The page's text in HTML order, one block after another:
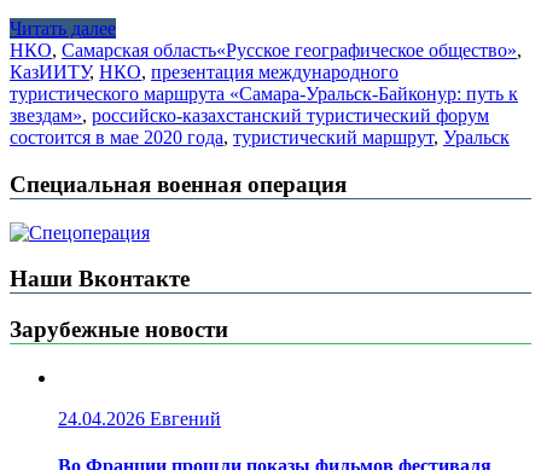
Читать далее
НКО, Самарская область«Русское географическое общество»,
КазИИТУ, НКО, презентация международного
туристического маршрута «Самара-Уральск-Байконур: путь к
звездам», российско-казахстанский туристический форум
состоится в мае 2020 года, туристический маршрут, Уральск
Специальная военная операция
Наши Вконтакте
Зарубежные новости
24.04.2026 Евгений
Во Франции прошли показы фильмов фестиваля